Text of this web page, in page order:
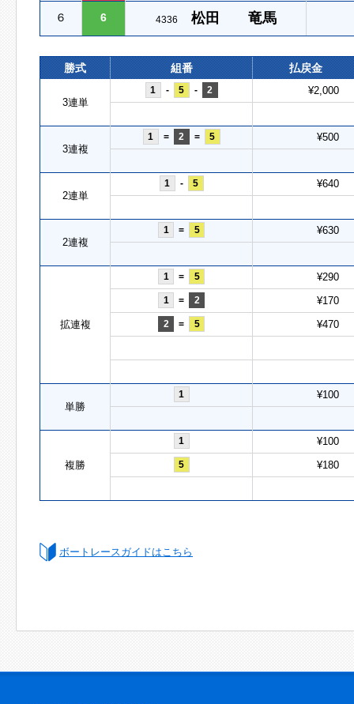
６ 6 4336 松田 竜馬
勝式 組番 払戻金
3連単
1 - 5 - 2 ¥2,000
3連複
1 = 2 = 5 ¥500
2連単
1 - 5 ¥640
2連複
1 = 5 ¥630
拡連複
1 = 5 ¥290
1 = 2 ¥170
2 = 5 ¥470
単勝
1 ¥100
複勝
1 ¥100
5 ¥180
ボートレースガイドはこちら